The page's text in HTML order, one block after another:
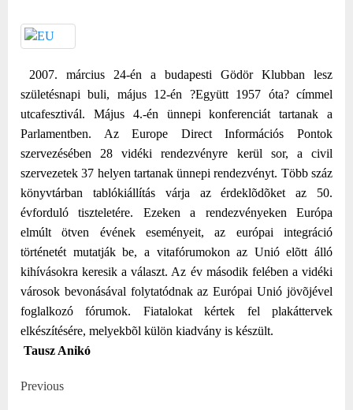
2007. március 24-én a budapesti Gödör Klubban lesz
születésnapi buli, május 12-én ?Együtt 1957 óta? címmel
utcafesztivál. Május 4.-én ünnepi konferenciát tartanak a
Parlamentben. Az Europe Direct Információs Pontok
szervezésében 28 vidéki rendezvényre kerül sor, a civil
szervezetek 37 helyen tartanak ünnepi rendezvényt. Több száz
könyvtárban tablókiállítás várja az érdeklõdõket az 50.
évforduló tiszteletére. Ezeken a rendezvényeken Európa
elmúlt ötven évének eseményeit, az európai integráció
történetét mutatják be, a vitafórumokon az Unió elõtt álló
kihívásokra keresik a választ. Az év második felében a vidéki
városok bevonásával folytatódnak az Európai Unió jövõjével
foglalkozó fórumok. Fiatalokat kértek fel plakáttervek
elkészítésére, melyekbõl külön kiadvány is készült.
Tausz Anikó
Post
Previous